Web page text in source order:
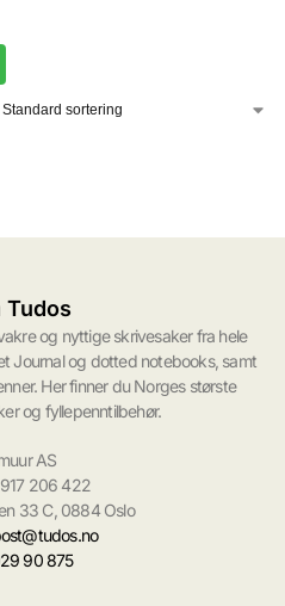
Tudos
og nyttige skrivesaker fra hele
Journal og dotted notebooks, samt
Her finner du Norges største
og fyllepenntilbehør.
AS
206 422
33 C, 0884 Oslo
90 875